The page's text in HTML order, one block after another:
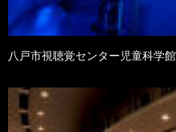
八戸市視聴覚センター児童科学館